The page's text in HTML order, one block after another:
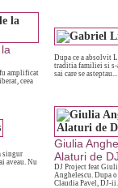
amplificat
ceea
Dupa ce a absolvit
traditia familiei si s-
sai care se asteptau...
singur
aveau. Nu
Giulia
Alaturi de
DJ Project feat
Anghelescu. Dupa
Claudia Pavel, DJ-